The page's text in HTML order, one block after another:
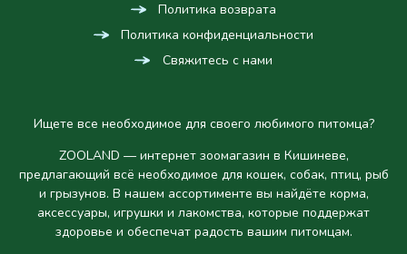
Политика возврата
Политика конфиденциальности
Свяжитесь с нами
Ищете все необходимое для своего любимого питомца?
ZOOLAND — интернет зоомагазин в Кишиневе,
предлагающий всё необходимое для кошек, собак, птиц, рыб
и грызунов. В нашем ассортименте вы найдёте корма,
аксессуары, игрушки и лакомства, которые поддержат
здоровье и обеспечат радость вашим питомцам.